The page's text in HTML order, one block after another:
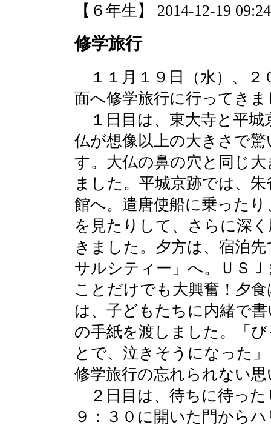
【６年生】 2014-12-19
修学旅行
１１月１９日（水）、２
面へ修学旅行に行ってき
１日目は、東大寺と平城
仏が想像以上の大きさで
す。大仏の鼻の穴と同じ
ました。平城京跡では、
館へ。遣唐使船に乗った
を見たりして、さらに深
きました。夕方は、宿泊
サルシティー」へ。ＵＳ
ことだけでも大興奮！夕
は、子どもたちに内緒で
の手紙を渡しました。「
とで、泣きそうになった
修学旅行の忘れられない
２日目は、待ちに待った
９：３０に開いた門から